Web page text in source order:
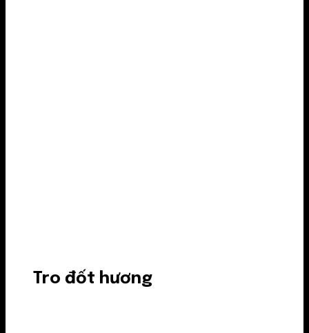
Tro đốt hương